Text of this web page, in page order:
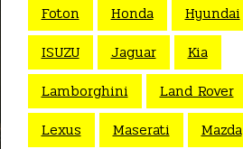
Foton
Honda
Hyundai
ISUZU
Jaguar
Kia
Lamborghini
Land Rover
Lexus
Maserati
Mazda